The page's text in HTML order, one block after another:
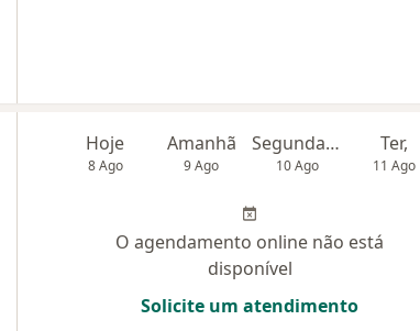
Hoje
8 Ago
Amanhã
9 Ago
Segunda-feira
10 Ago
Ter,
11 Ago
O agendamento online não está
disponível
Solicite um atendimento